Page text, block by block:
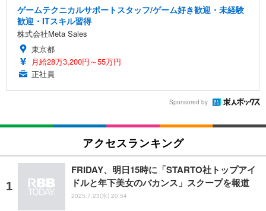
ゲームテクニカルサポートスタッフ/ゲーム好き歓迎・未経験
歓迎・ITスキル習得
株式会社Meta Sales
東京都
月給28万3,200円～55万円
正社員
Sponsored by
アクセスランキング
FRIDAY、明日15時に「STARTO社トップアイ
ドルと年下美女のバカンス」スクープを報道
2025.7.23(水) 20:54